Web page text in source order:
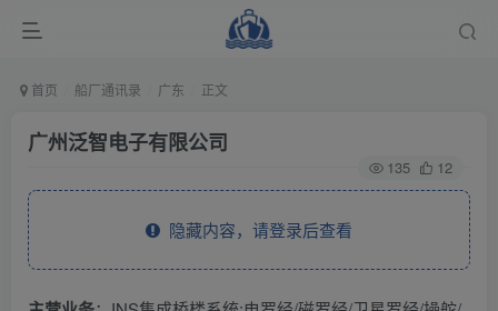
首页 船厂通讯录 广东 正文
广州泛智电子有限公司
135 12
隐藏内容，请登录后查看